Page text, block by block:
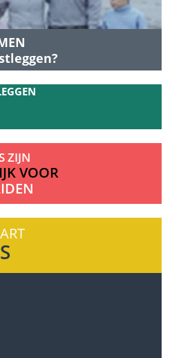
er de voorkeur aan om
en persoonlijke manier te
de geliefden de flexibiliteit
gedenkteken en symbolen
van as is een populaire
enzovoort.
ons op of stuur een mail.
ZIJN
VOOR